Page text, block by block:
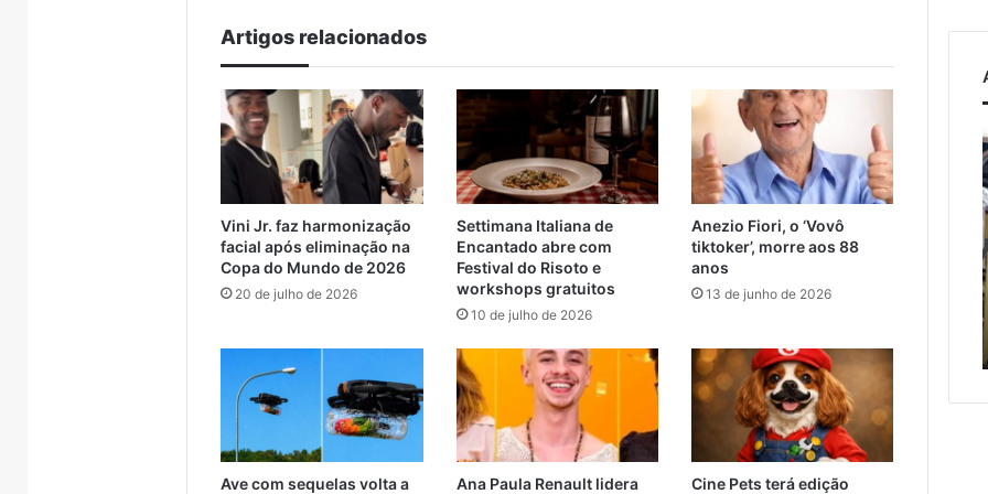
Artigos relacionados
Vini Jr. faz harmonização
facial após eliminação na
Copa do Mundo de 2026
20 de julho de 2026
Settimana Italiana de
Encantado abre com
Festival do Risoto e
workshops gratuitos
10 de julho de 2026
Anezio Fiori, o ‘Vovô
tiktoker’, morre aos 88
anos
13 de junho de 2026
Ave com sequelas volta a Ana Paula Renault lidera Cine Pets terá edição
5 de agosto de 2026
Canil clandestino é
resgatados em Canoas
AMAT
cobra
apoio
federal
alternativas
travessia
entre
Muçum
e
Encantado
5 de agosto de 2026
AMAT cobra apoio federal
para rotas alternativas e
travessia entre Muçum e
Encantado
A
arte
de
projetar
o
dom
de
cuidar5 de agosto de 2026
de cuidar